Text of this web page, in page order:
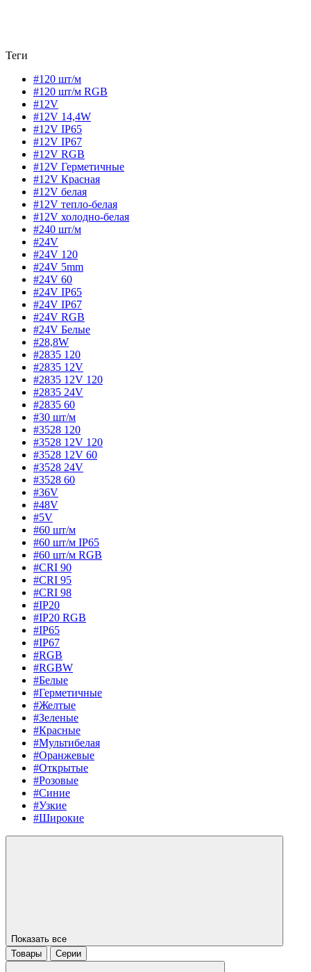
Теги
#120 шт/м
#120 шт/м RGB
#12V
#12V 14,4W
#12V IP65
#12V IP67
#12V RGB
#12V Герметичные
#12V Красная
#12V белая
#12V тепло-белая
#12V холодно-белая
#240 шт/м
#24V
#24V 120
#24V 5mm
#24V 60
#24V IP65
#24V IP67
#24V RGB
#24V Белые
#28,8W
#2835 120
#2835 12V
#2835 12V 120
#2835 24V
#2835 60
#30 шт/м
#3528 120
#3528 12V 120
#3528 12V 60
#3528 24V
#3528 60
#36V
#48V
#5V
#60 шт/м
#60 шт/м IP65
#60 шт/м RGB
#CRI 90
#CRI 95
#CRI 98
#IP20
#IP20 RGB
#IP65
#IP67
#RGB
#RGBW
#Белые
#Герметичные
#Желтые
#Зеленые
#Красные
#Мультибелая
#Оранжевые
#Открытые
#Розовые
#Синие
#Узкие
#Широкие
Показать все
Товары
Серии